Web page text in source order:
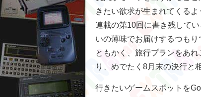
きたい欲求が生まれてくる
連載の第10回に書き残して
いの薄味でお届けするつもり
ともかく、旅行プランをあ
り、めでたく8月末の決行と
行きたいゲームスポットを